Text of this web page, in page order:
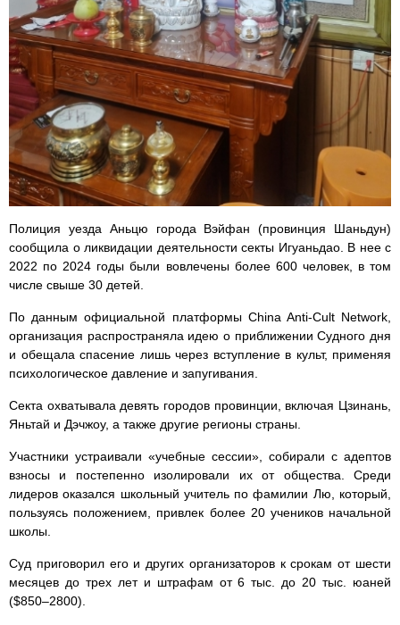
Полиция уезда Аньцю города Вэйфан (провинция Шаньдун)
сообщила о ликвидации деятельности секты Игуаньдао. В нее с
2022 по 2024 годы были вовлечены более 600 человек, в том
числе свыше 30 детей.
По данным официальной платформы China Anti-Cult Network,
организация распространяла идею о приближении Судного дня
и обещала спасение лишь через вступление в культ, применяя
психологическое давление и запугивания.
Секта охватывала девять городов провинции, включая Цзинань,
Яньтай и Дэчжоу, а также другие регионы страны.
Участники устраивали «учебные сессии», собирали с адептов
взносы и постепенно изолировали их от общества. Среди
лидеров оказался школьный учитель по фамилии Лю, который,
пользуясь положением, привлек более 20 учеников начальной
школы.
Суд приговорил его и других организаторов к срокам от шести
месяцев до трех лет и штрафам от 6 тыс. до 20 тыс. юаней
($850–2800).